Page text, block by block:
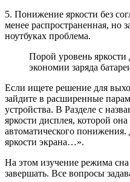
5. Понижение яркости без
менее распространенная, но
ноутбуках проблема.
Порой уровень яркости
экономии заряда
Если ищете решение для
зайдите в расширенные
устройства. В Разделе с
яркости дисплея, которой
автоматического понижения.
яркости экрана…».
На этом изучение режима
завершать. Все вопросы